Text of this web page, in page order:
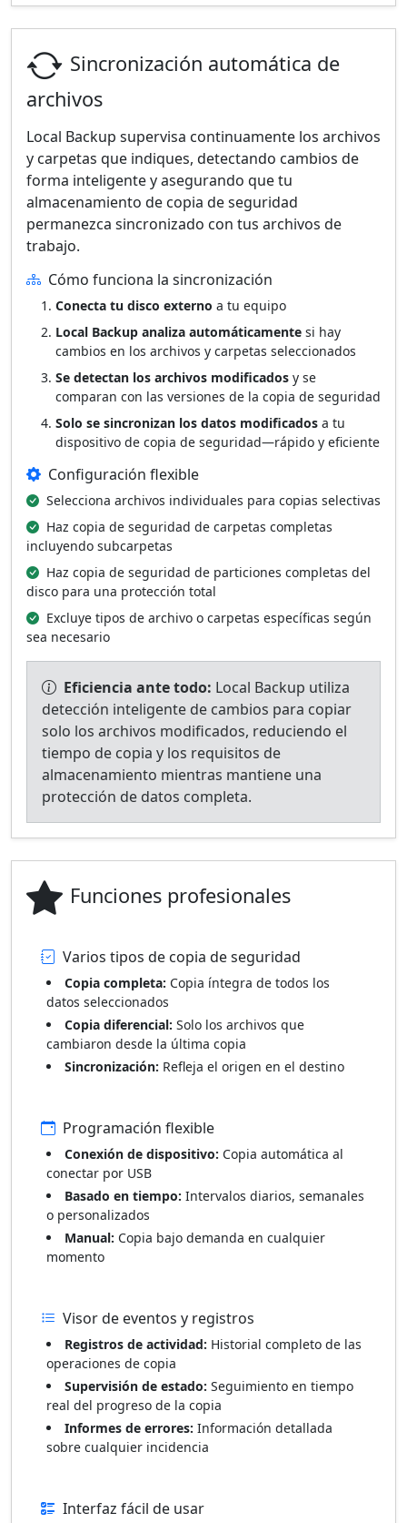
Sincronización automática de
archivos
Local Backup supervisa continuamente los archivos
y carpetas que indiques, detectando cambios de
forma inteligente y asegurando que tu
almacenamiento de copia de seguridad
permanezca sincronizado con tus archivos de
trabajo.
Cómo funciona la sincronización
Conecta tu disco externo a tu equipo
Local Backup analiza automáticamente si hay
cambios en los archivos y carpetas seleccionados
Se detectan los archivos modificados y se
comparan con las versiones de la copia de seguridad
Solo se sincronizan los datos modificados a tu
dispositivo de copia de seguridad—rápido y eficiente
Configuración flexible
Selecciona archivos individuales para copias selectivas
Haz copia de seguridad de carpetas completas
incluyendo subcarpetas
Haz copia de seguridad de particiones completas del
disco para una protección total
Excluye tipos de archivo o carpetas específicas según
sea necesario
Eficiencia ante todo: Local Backup utiliza
detección inteligente de cambios para copiar
solo los archivos modificados, reduciendo el
tiempo de copia y los requisitos de
almacenamiento mientras mantiene una
protección de datos completa.
Funciones profesionales
Varios tipos de copia de seguridad
Copia completa: Copia íntegra de todos los
datos seleccionados
Copia diferencial: Solo los archivos que
cambiaron desde la última copia
Sincronización: Refleja el origen en el destino
Programación flexible
Conexión de dispositivo: Copia automática al
conectar por USB
Basado en tiempo: Intervalos diarios, semanales
o personalizados
Manual: Copia bajo demanda en cualquier
momento
Visor de eventos y registros
Registros de actividad: Historial completo de las
operaciones de copia
Supervisión de estado: Seguimiento en tiempo
real del progreso de la copia
Informes de errores: Información detallada
sobre cualquier incidencia
Interfaz fácil de usar